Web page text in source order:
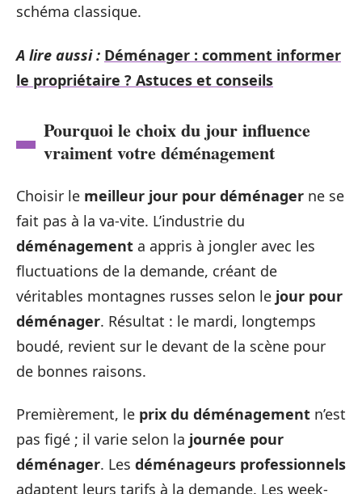
schéma classique.
A lire aussi : Déménager : comment informer
le propriétaire ? Astuces et conseils
Pourquoi le choix du jour influence
vraiment votre déménagement
Choisir le meilleur jour pour déménager ne se
fait pas à la va-vite. L’industrie du
déménagement a appris à jongler avec les
fluctuations de la demande, créant de
véritables montagnes russes selon le jour pour
déménager. Résultat : le mardi, longtemps
boudé, revient sur le devant de la scène pour
de bonnes raisons.
Premièrement, le prix du déménagement n’est
pas figé ; il varie selon la journée pour
déménager. Les déménageurs professionnels
adaptent leurs tarifs à la demande. Les week-